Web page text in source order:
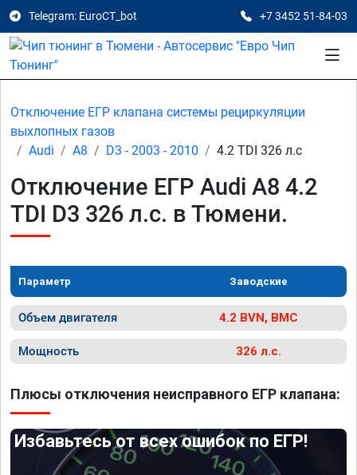
Telegram: EuroCT_bot +7 3452 51-84-03
Отключение ЕГР клапана системы рециркуляции
выхлопных газов
Audi
A8 D3 - 2003 - 2010 4.2 TDI 326 л.с
Отключение ЕГР Audi A8 4.2
TDI D3 326 л.с. в Тюмени.
Параметр Заводские
Объем двигателя 4.2 BVN, BMC
Мощность 326 л.с.
Плюсы отключения неисправного ЕГР клапана:
Избавьтесь от всех ошибок по ЕГР!